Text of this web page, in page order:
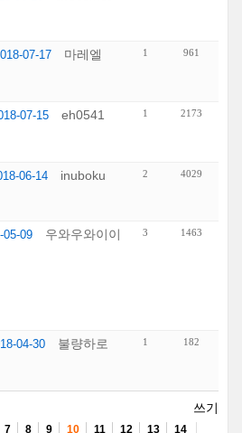
07-17 마레엘 1 961
07-15 eh0541 1 2173
06-14 inuboku 2 4029
05-09 우와우와이이 3 1463
04-30 불량하로 1 182
쓰기
7 8 9 10 11 12 13 14